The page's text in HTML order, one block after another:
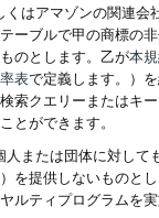
くはアマゾンの関連
ーブルで甲の商標の
のとします。乙が本
表で定義します。）
索クエリーまたはキ
とができます。
または団体に対し
を提供しないものと
ルティプログラムを